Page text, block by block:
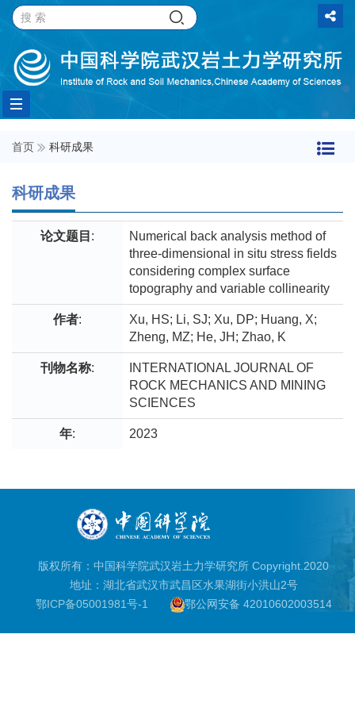
Toggle
navigation
首页 科研成果
科研成果
论文题目 :
Numerical back analysis method of
three-dimensional in situ stress fields
considering complex surface
topography and variable collinearity
作者:
Xu, HS; Li, SJ; Xu, DP; Huang, X;
Zheng, MZ; He, JH; Zhao, K
刊物名称:
INTERNATIONAL JOURNAL OF
ROCK MECHANICS AND MINING
SCIENCES
年: 2023
版权所有：中国科学院武汉岩土力学研究所 Copyright.2020
地址：湖北省武汉市武昌区水果湖街小洪山2号
鄂ICP备05001981号-1
鄂公网安备 42010602003514